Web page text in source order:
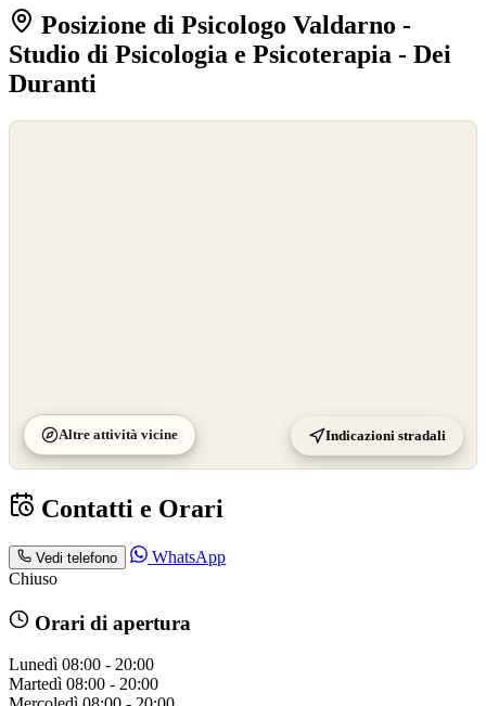
Posizione di Psicologo Valdarno -
Studio di Psicologia e Psicoterapia - Dei
Duranti
Altre attività vicine Indicazioni stradali
Contatti e Orari
Vedi telefono
WhatsApp
Chiuso
Orari di apertura
Lunedì 08:00 - 20:00
Martedì 08:00 - 20:00